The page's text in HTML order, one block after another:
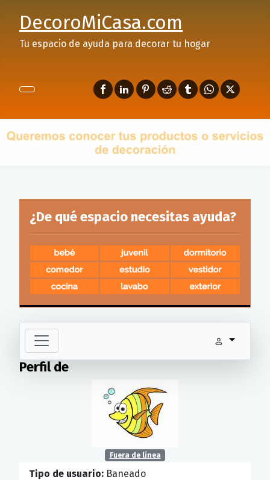
DecoroMiCasa.com
Tu espacio de ayuda para decorar tu hogar
¿De qué espacio necesitas ayuda?
Perfil de
Fuera de línea
Tipo de usuario: Baneado